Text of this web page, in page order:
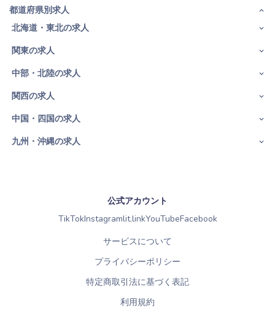
都道府県別求人
北海道・東北の求人
関東の求人
中部・北陸の求人
関西の求人
中国・四国の求人
九州・沖縄の求人
公式アカウント
TikTokInstagramlit.linkYouTubeFacebook
サービスについて
プライバシーポリシー
特定商取引法に基づく表記
利用規約